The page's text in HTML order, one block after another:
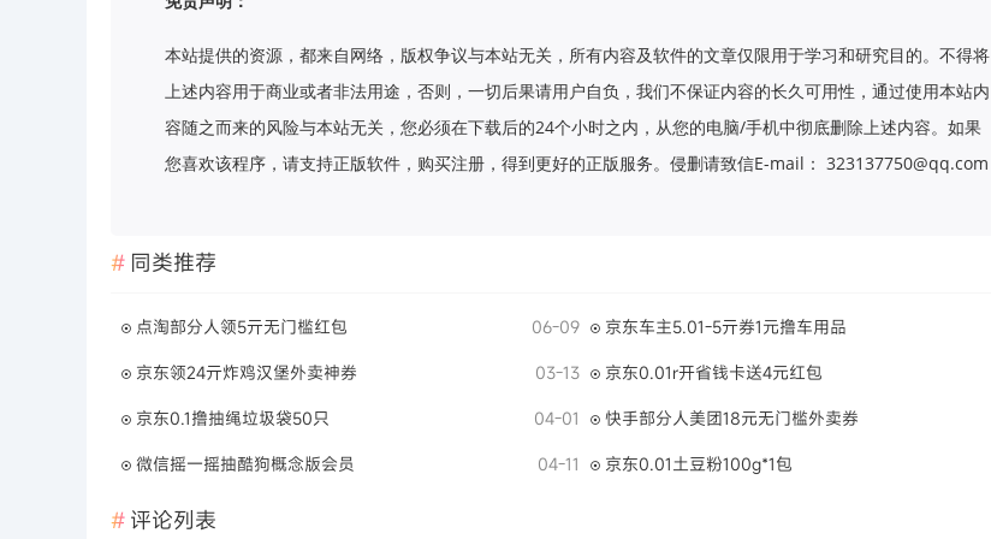
本站提供的资源，都来自网络，版权争议与本站无关，所有内容及软件的文章仅限用于学习和研究目的。不得将
上述内容用于商业或者非法用途，否则，一切后果请用户自负，我们不保证内容的长久可用性，通过使用本站内
容随之而来的风险与本站无关，您必须在下载后的24个小时之内，从您的电脑/手机中彻底删除上述内容。如果
您喜欢该程序，请支持正版软件，购买注册，得到更好的正版服务。侵删请致信E-mail： 323137750@qq.com
同类推荐
点淘部分人领5亓无门槛红包 06-09 京东车主5.01-5亓券1元撸车用品
京东领24亓炸鸡汉堡外卖神券
03-13 京东0.01r开省钱卡送4元红包
京东0.1撸抽绳垃圾袋50只
04-01 快手部分人美团18元无门槛外卖券
微信摇一摇抽酷狗概念版会员
04-11 京东0.01土豆粉100g*1包
评论列表